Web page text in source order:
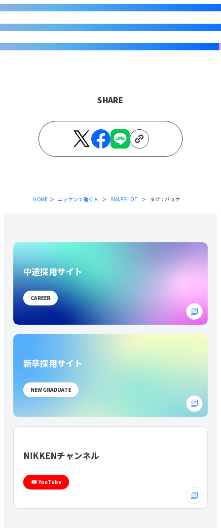
ロボットエンジニア保全半導体保全エンジニア
私のキャリアストーリー社員インタビュー製造エンジニア
スナップショット
新卒建設エンジニア イベント
eスポーツ
キャリア採用 ITエンジニアお役立ち
設計開発エンジニア
アンゴラ村長
ントン ビール ラーメン 格ゲー 音楽 ゲーム実況 温
ロンボーン トランペット 水族館 eスポーツ観戦 漫画
ル 睡眠 テニス 映画 アイドル 推し活 セルフネイル
SHARE
HOME ニッケンで働く人 SNAPSHOT タグ：バスケ
中途採用サイト
CAREER
新卒採用サイト
NEW GRADUATE
NIKKENチャンネル
YouTube